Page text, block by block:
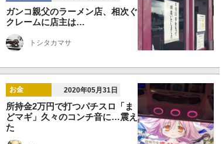
ガンコ親父のラーメン店、相次ぐ
クレームに店主は…
トシタカマサ
お金 2020年05月31日
所持金2万円で打つパチスロ「ま
どマギ」久々のコンチ音に…震え
た